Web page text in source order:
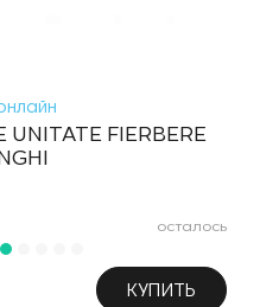
UNITATE FIERBERE
осталось
КУПИТЬ